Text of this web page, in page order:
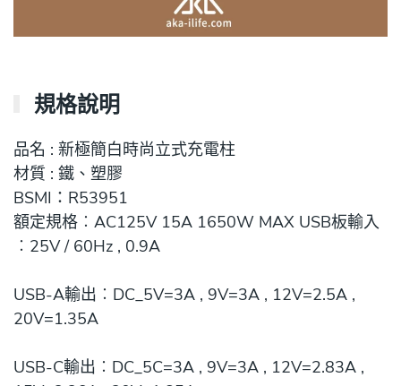
規格說明
品名 : 新極簡白時尚立式充電柱
材質 : 鐵、塑膠
BSMI：R53951
額定規格︰AC125V 15A 1650W MAX USB板輸入
︰25V / 60Hz , 0.9A
USB-A輸出︰DC_5V=3A , 9V=3A , 12V=2.5A ,
20V=1.35A
USB-C輸出︰DC_5C=3A , 9V=3A , 12V=2.83A ,